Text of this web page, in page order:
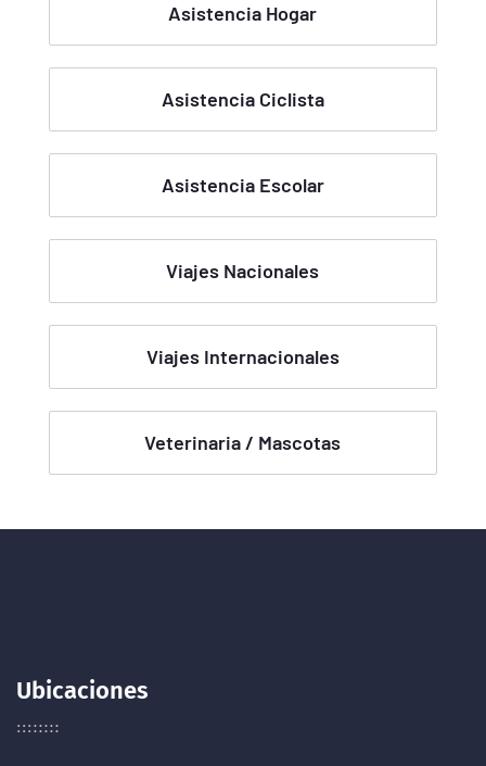
Asistencia Hogar
Asistencia Ciclista
Asistencia Escolar
Viajes Nacionales
Viajes Internacionales
Veterinaria / Mascotas
Ubicaciones